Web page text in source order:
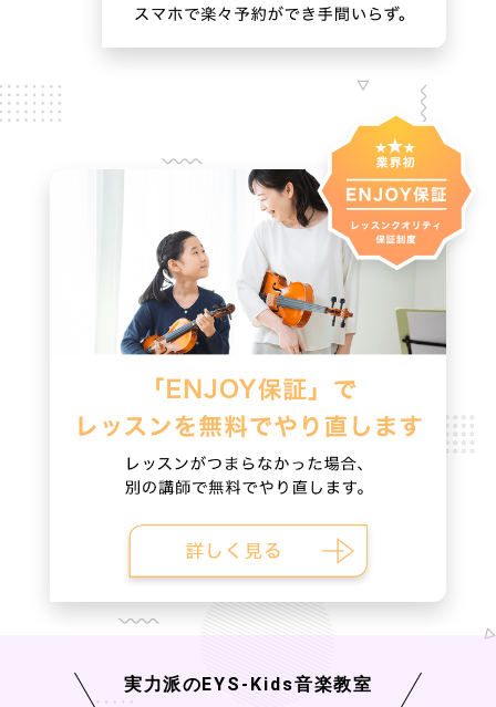
実力派のEYS-Kids音楽教室